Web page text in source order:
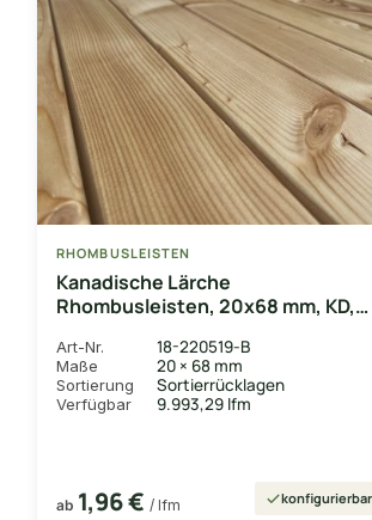
RHOMBUSLEISTEN
Kanadische Lärche
Rhombusleisten, 20x68 mm, KD,
gerundet
Art-Nr. 18-220519-B
Maße 20 × 68 mm
Sortierung Sortierrücklagen
Verfügbar 9.993,29 lfm
ab 1,96 € / lfm konfigurierbar